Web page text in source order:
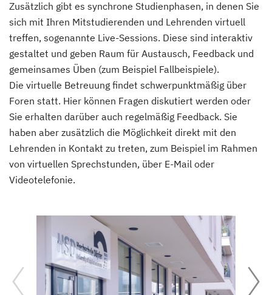
Zusätzlich gibt es synchrone Studienphasen, in denen Sie
sich mit Ihren Mitstudierenden und Lehrenden virtuell
treffen, sogenannte Live-Sessions. Diese sind interaktiv
gestaltet und geben Raum für Austausch, Feedback und
gemeinsames Üben (zum Beispiel Fallbeispiele).
Die virtuelle Betreuung findet schwerpunktmäßig über
Foren statt. Hier können Fragen diskutiert werden oder
Sie erhalten darüber auch regelmäßig Feedback. Sie
haben aber zusätzlich die Möglichkeit direkt mit den
Lehrenden in Kontakt zu treten, zum Beispiel im Rahmen
von virtuellen Sprechstunden, über E-Mail oder
Videotelefonie.